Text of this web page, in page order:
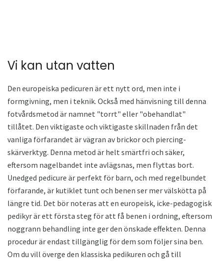
Vi kan utan vatten
Den europeiska pedicuren är ett nytt ord, men inte i
formgivning, men i teknik. Också med hänvisning till denna
fotvårdsmetod är namnet "torrt" eller "obehandlat"
tillåtet. Den viktigaste och viktigaste skillnaden från det
vanliga förfarandet är vägran av brickor och piercing-
skärverktyg. Denna metod är helt smärtfri och säker,
eftersom nagelbandet inte avlägsnas, men flyttas bort.
Unedged pedicure är perfekt för barn, och med regelbundet
förfarande, är kutiklet tunt och benen ser mer välskötta på
längre tid. Det bör noteras att en europeisk, icke-pedagogisk
pedikyr är ett första steg för att få benen i ordning, eftersom
noggrann behandling inte ger den önskade effekten. Denna
procedur är endast tillgänglig för dem som följer sina ben.
Om du vill överge den klassiska pedikuren och gå till